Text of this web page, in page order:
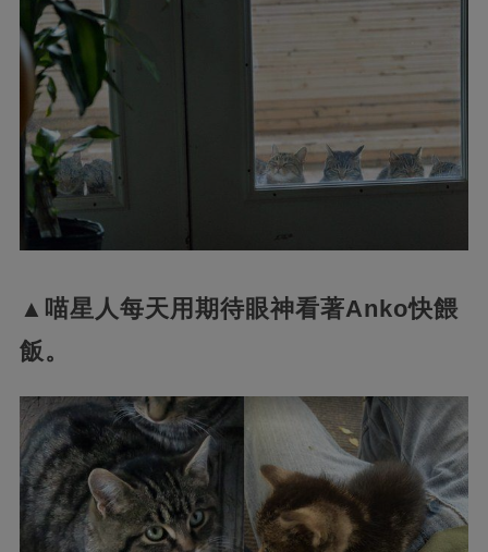
▲喵星人每天用期待眼神看著Anko快餵
飯。